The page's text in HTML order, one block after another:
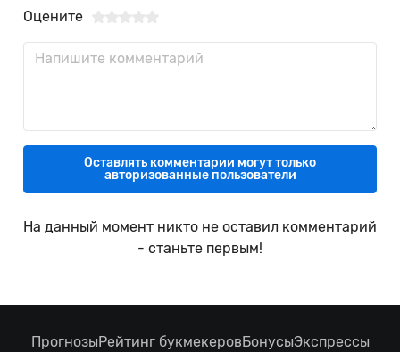
Оцените
Оставлять комментарии могут только
авторизованные пользователи
На данный момент никто не оставил комментарий
- станьте первым!
ПрогнозыРейтинг букмекеровБонусыЭкспрессы